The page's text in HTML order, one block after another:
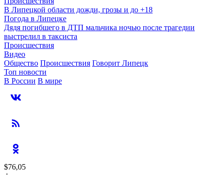
В Липецкой области дожди, грозы и до +18
Погода в Липецке
Дядя погибшего в ДТП мальчика ночью после трагедии
выстрелил в таксиста
Происшествия
Видео
Общество Происшествия Говорит Липецк
Топ новости
В России В мире
$76,05